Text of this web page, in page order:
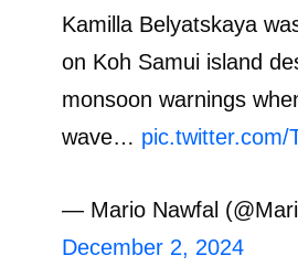
Kamilla Belyatskaya
on Koh Samui island
monsoon warnings
wave… pic.twitter.com/
— Mario Nawfal
December 2, 2024